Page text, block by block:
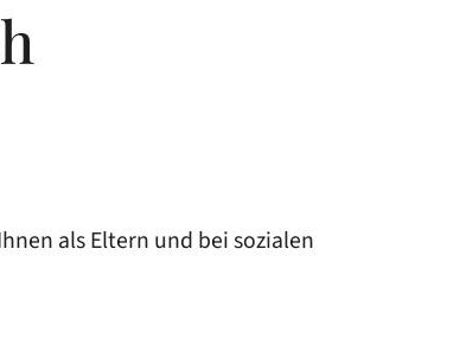
als Eltern und bei sozialen